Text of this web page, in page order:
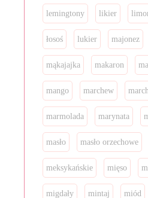
lemingtony likier
łosoś lukier majonez
mąkajajka makaron
mango marchew
marmolada marynata
masło masło orzechowe
meksykańskie mięso
migdały mintaj miód